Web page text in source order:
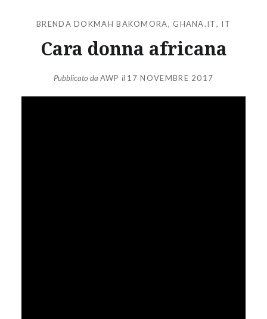
BRENDA DOKMAH BAKOMORA, GHANA.IT, IT
Cara donna africana
Pubblicato da AWP il 17 NOVEMBRE 2017